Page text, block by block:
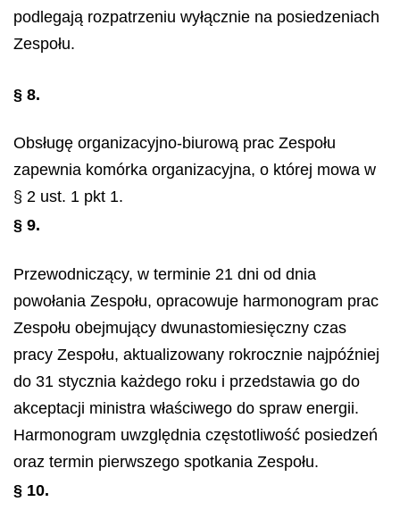
podlegają rozpatrzeniu wyłącznie na posiedzeniach
Zespołu.
§ 8.
Obsługę organizacyjno-biurową prac Zespołu
zapewnia komórka organizacyjna, o której mowa w
§ 2 ust. 1 pkt 1.
§ 9.
Przewodniczący, w terminie 21 dni od dnia
powołania Zespołu, opracowuje harmonogram prac
Zespołu obejmujący dwunastomiesięczny czas
pracy Zespołu, aktualizowany rokrocznie najpóźniej
do 31 stycznia każdego roku i przedstawia go do
akceptacji ministra właściwego do spraw energii.
Harmonogram uwzględnia częstotliwość posiedzeń
oraz termin pierwszego spotkania Zespołu.
§ 10.